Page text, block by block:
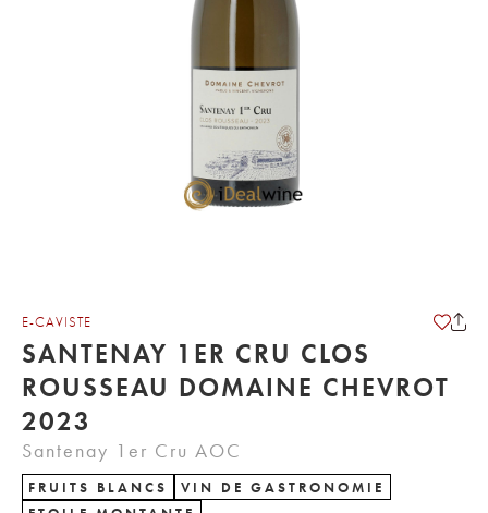
E-CAVISTE
SANTENAY 1ER CRU CLOS
ROUSSEAU DOMAINE CHEVROT
2023
Santenay 1er Cru AOC
FRUITS BLANCS
VIN DE GASTRONOMIE